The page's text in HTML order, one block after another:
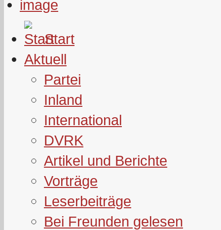
Start
Aktuell
Partei
Inland
International
DVRK
Artikel und Berichte
Vorträge
Leserbeiträge
Bei Freunden gelesen